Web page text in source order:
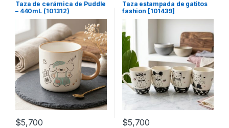
Taza de cerámica de Puddle
– 440mL (101312)
$5,700
Taza estampada de gatitos
fashion [101439]
$5,700